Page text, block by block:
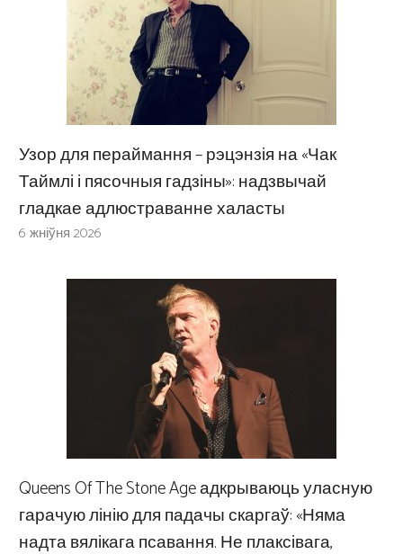
Узор для пераймання – рэцэнзія на «Чак
Таймлі і пясочныя гадзіны»: надзвычай
гладкае адлюстраванне халасты
6 жніўня 2026
Queens Of The Stone Age адкрываюць уласную
гарачую лінію для падачы скаргаў: «Няма
надта вялікага псавання. Не плаксівага,